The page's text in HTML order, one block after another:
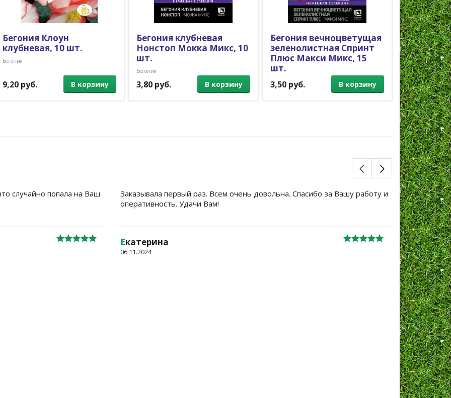
Бегония Клоун
клубневая, 10 шт.
Бегония
9,20 руб. В корзину
Бегония клубневая
Нонстоп Мокка Микс, 10
шт.
Бегония
3,80 руб. В корзину
Бегония вечноцветущая
зеленолистная Спринт
Плюс Макси Микс, 15
шт.
Бегония
3,50 руб. В корзину
Бегония
Бум
Бегония
2,40 руб.
случайно попала на Ваш
Заказывала первый раз. Всем очень довольна. Спасибо за Вашу работу и
оперативность. Удачи Вам!
Екатерина
06.11.2024
Большое
уже не
Жанна
06.10.2024